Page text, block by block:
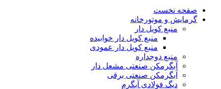
صفحه نخست
گرمایش و موتورخانه
منبع کویل دار
منبع کویل دار خوابیده
منبع کویل دار عمودی
منبع دوجداره
آبگرمکن صنعتی مشعل دار
آبگرمکن صنعتی برقی
دیگ فولادی آبگرم